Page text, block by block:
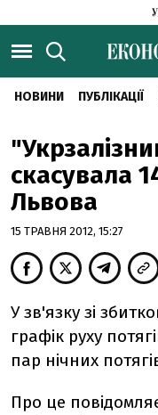
НОВИНИ ПУБЛІКАЦІЇ
скасувала
Львова
15 ТРАВНЯ 2012, 15:27
У зв'язку зі
графік руху
пар нічних
Про це